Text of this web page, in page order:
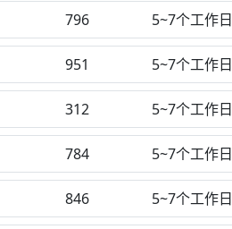
796 5~7个工作日
951 5~7个工作日
312 5~7个工作日
784 5~7个工作日
846 5~7个工作日